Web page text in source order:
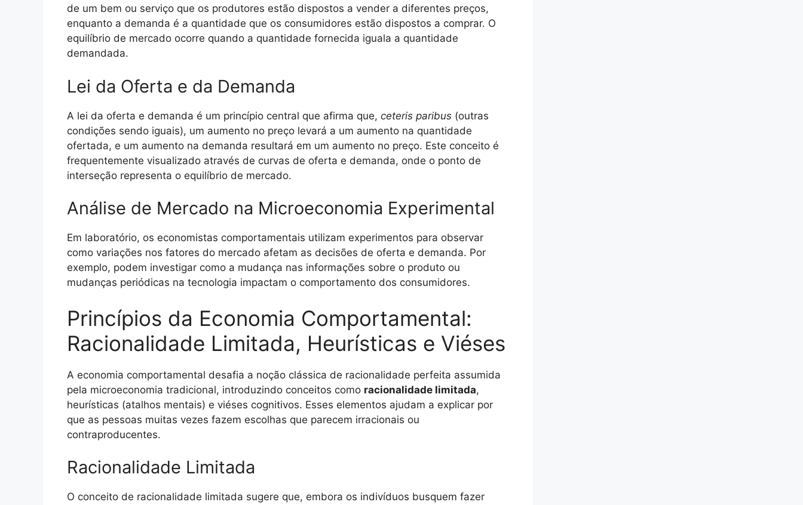
de um bem ou serviço que os produtores estão dispostos a vender a diferentes preços,
enquanto a demanda é a quantidade que os consumidores estão dispostos a comprar. O
equilíbrio de mercado ocorre quando a quantidade fornecida iguala a quantidade
demandada.
Lei da Oferta e da Demanda
A lei da oferta e demanda é um princípio central que afirma que, ceteris paribus (outras
condições sendo iguais), um aumento no preço levará a um aumento na quantidade
ofertada, e um aumento na demanda resultará em um aumento no preço. Este conceito é
frequentemente visualizado através de curvas de oferta e demanda, onde o ponto de
interseção representa o equilíbrio de mercado.
Análise de Mercado na Microeconomia Experimental
Em laboratório, os economistas comportamentais utilizam experimentos para observar
como variações nos fatores do mercado afetam as decisões de oferta e demanda. Por
exemplo, podem investigar como a mudança nas informações sobre o produto ou
mudanças periódicas na tecnologia impactam o comportamento dos consumidores.
Princípios da Economia Comportamental:
Racionalidade Limitada, Heurísticas e Viéses
A economia comportamental desafia a noção clássica de racionalidade perfeita assumida
pela microeconomia tradicional, introduzindo conceitos como racionalidade limitada,
heurísticas (atalhos mentais) e viéses cognitivos. Esses elementos ajudam a explicar por
que as pessoas muitas vezes fazem escolhas que parecem irracionais ou
contraproducentes.
Racionalidade Limitada
O conceito de racionalidade limitada sugere que, embora os indivíduos busquem fazer